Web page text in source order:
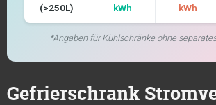
(>250L)
kWh
kWh
*Angaben für Kühlschränke ohne
Gefrierschrank